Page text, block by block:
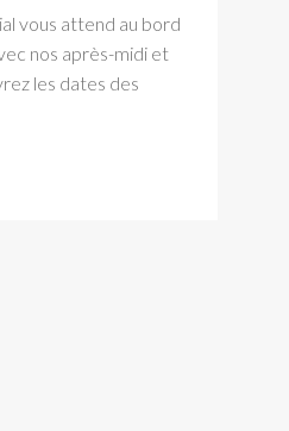
vous attend au bord
nos après-midi et
les dates des